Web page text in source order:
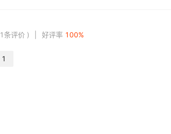
1条评价 好评率 100%
1